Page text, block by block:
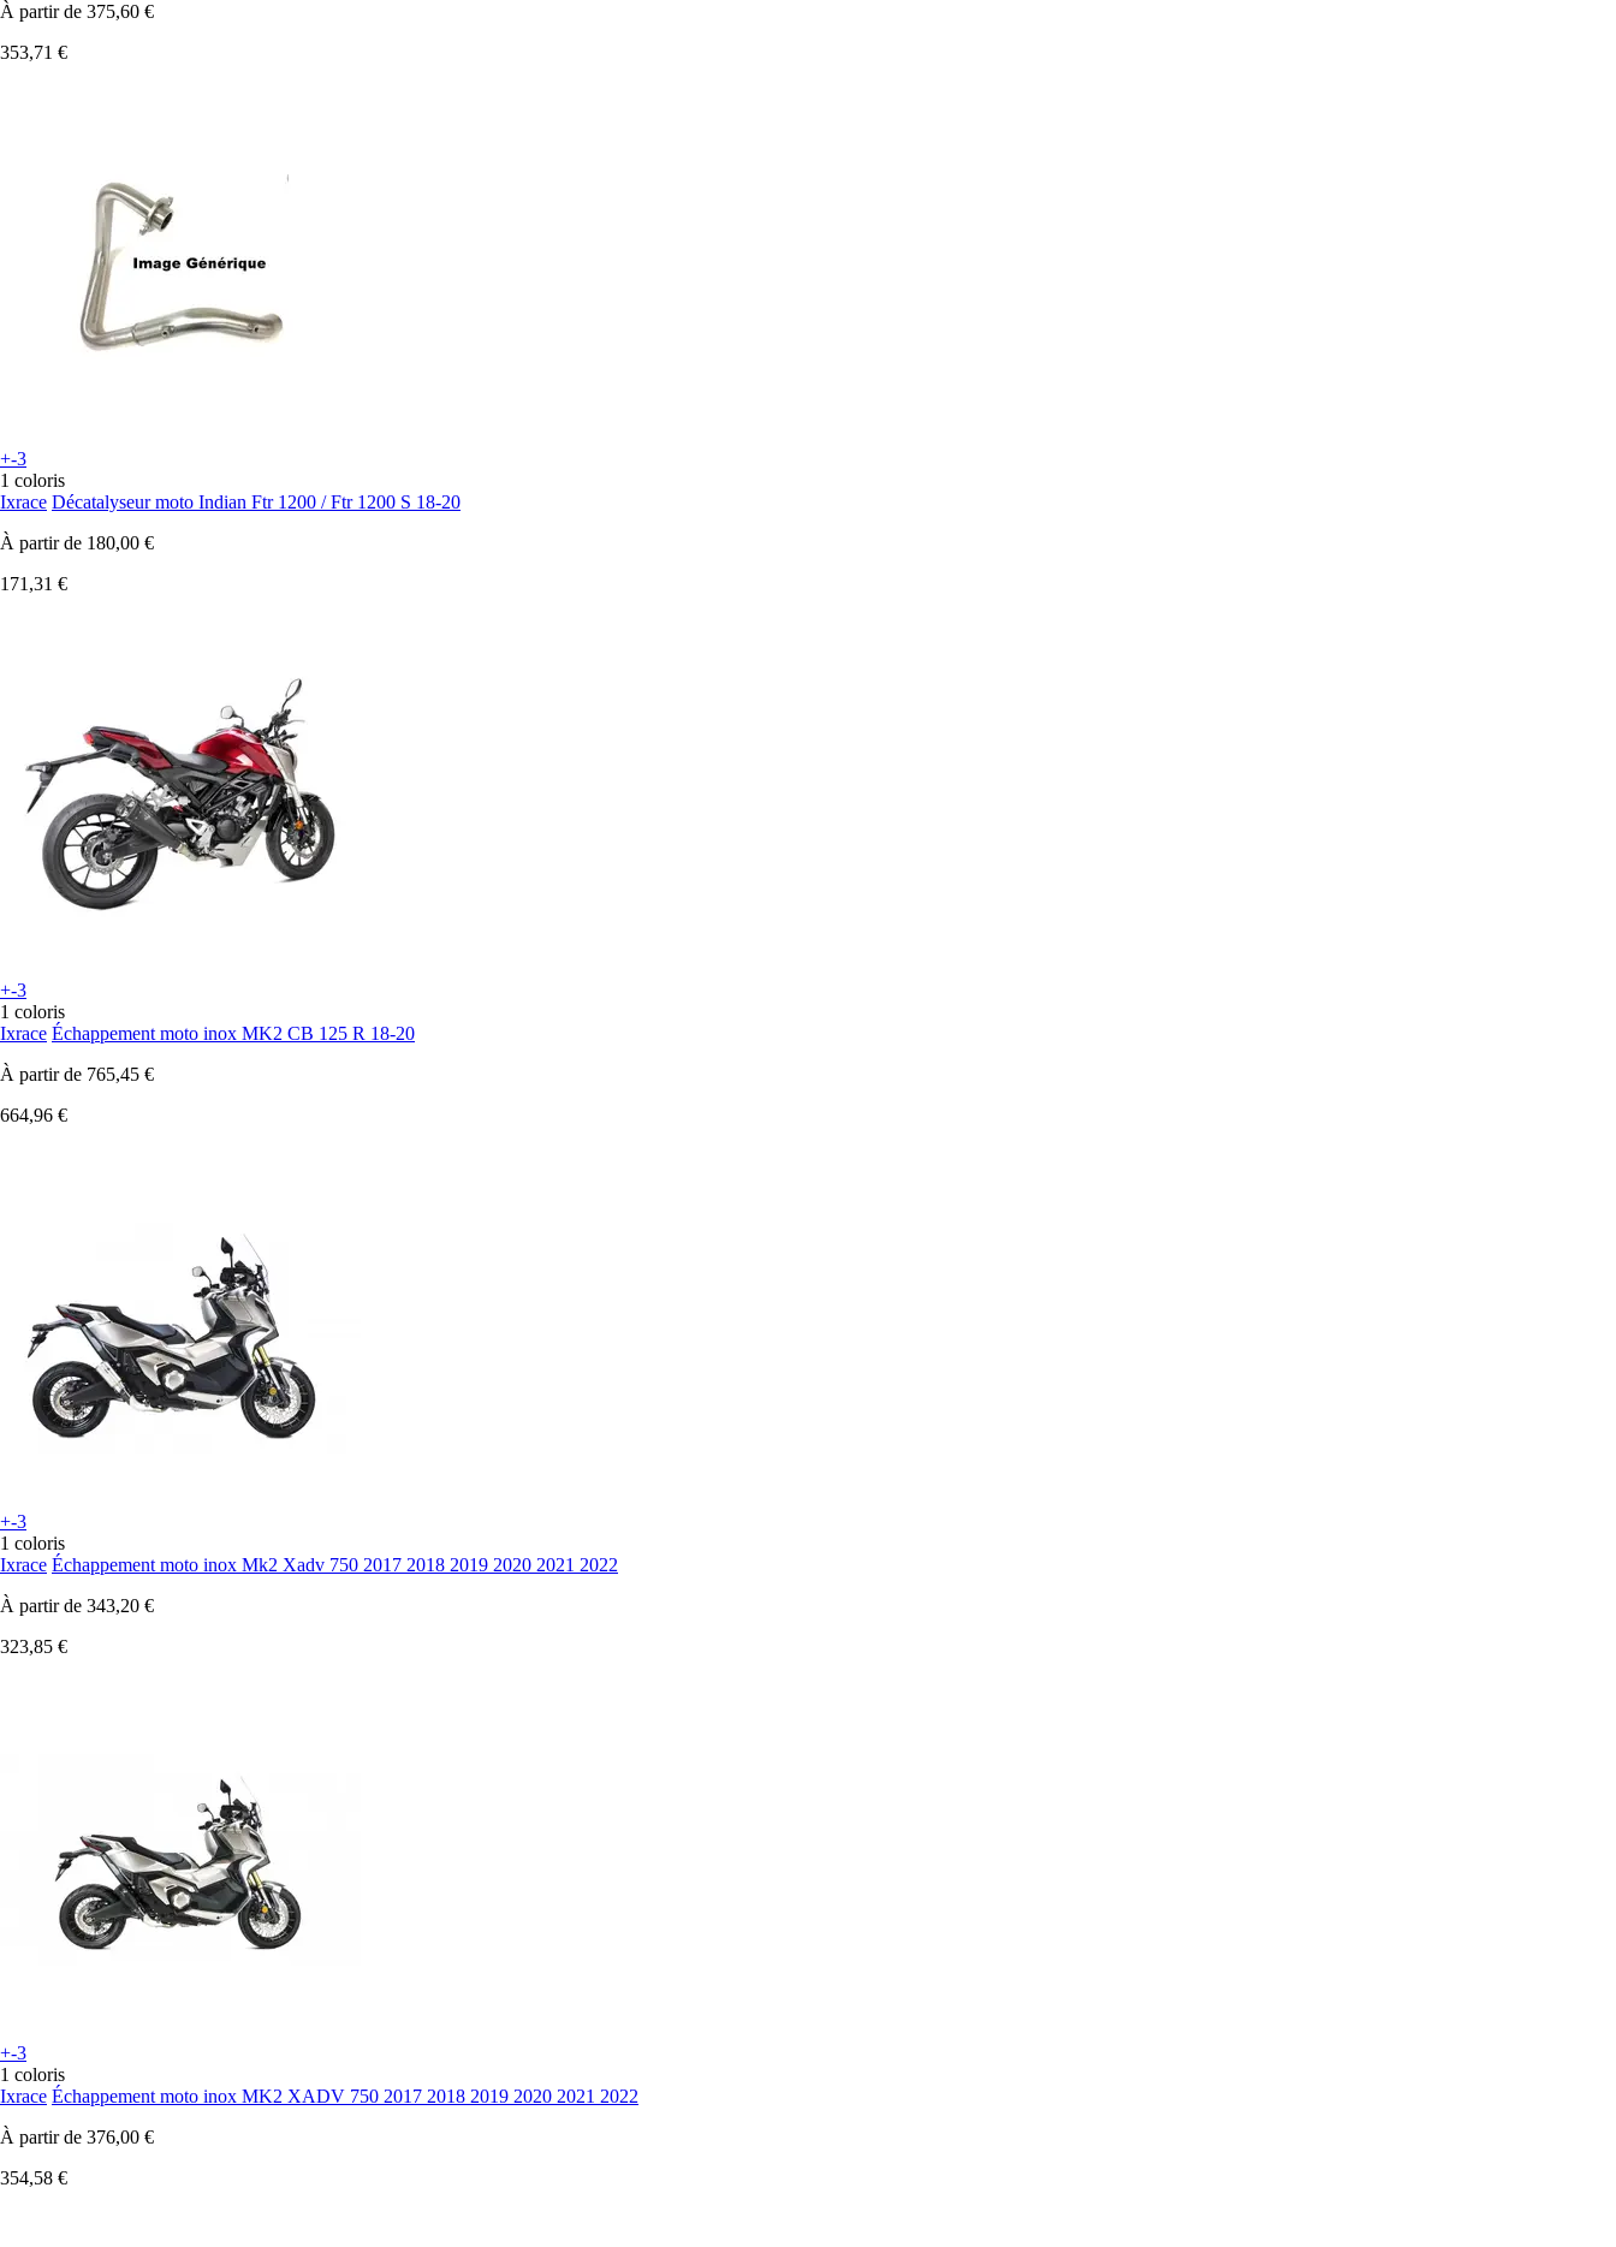
À partir de 375,60 €
353,71 €
+-3
1 coloris
Ixrace Décatalyseur moto Indian Ftr 1200 / Ftr 1200 S 18-20
À partir de 180,00 €
171,31 €
+-3
1 coloris
Ixrace Échappement moto inox MK2 CB 125 R 18-20
À partir de 765,45 €
664,96 €
+-3
1 coloris
Ixrace Échappement moto inox Mk2 Xadv 750 2017 2018 2019 2020 2021 2022
À partir de 343,20 €
323,85 €
+-3
1 coloris
Ixrace Échappement moto inox MK2 XADV 750 2017 2018 2019 2020 2021 2022
À partir de 376,00 €
354,58 €